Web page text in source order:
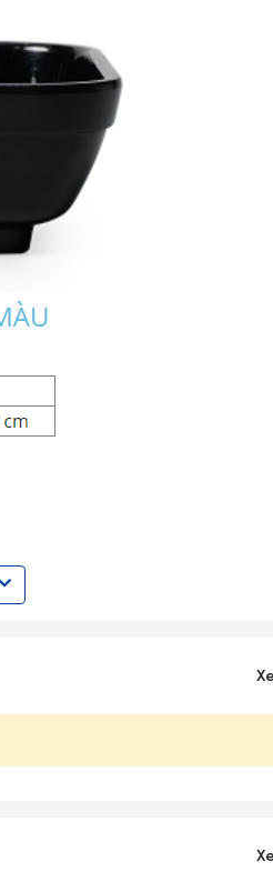
BYT, chứng nhận an toàn vệ
trên bề mặt của sản phẩm.